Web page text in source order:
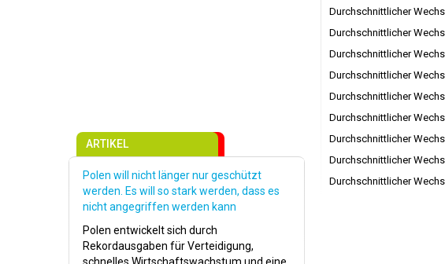
Durchschnittlicher
Durchschnittlicher
Durchschnittlicher
Durchschnittlicher
Durchschnittlicher
Durchschnittlicher
Durchschnittlicher
Durchschnittlicher
Durchschnittlicher
ARTIKEL
Polen will nicht länger nur geschützt
werden. Es will so stark werden, dass es
nicht angegriffen werden kann
Polen entwickelt sich durch
Rekordausgaben für Verteidigung,